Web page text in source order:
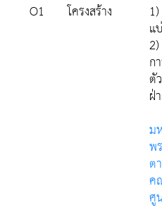
O1 โครงสร้าง
แ
ก
ตั
ฝ่
ม
พ
ต
ค
ศู